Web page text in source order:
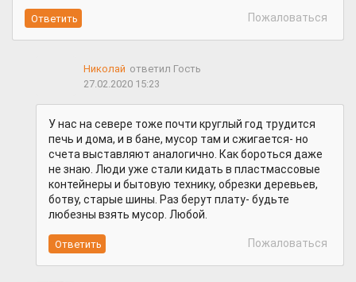
Пожаловаться
Николай ответил Гость
27.02.2020 15:23
У нас на севере тоже почти круглый год трудится
печь и дома, и в бане, мусор там и сжигается- но
счета выставляют аналогично. Как бороться даже
не знаю. Люди уже стали кидать в пластмассовые
контейнеры и бытовую технику, обрезки деревьев,
ботву, старые шины. Раз берут плату- будьте
любезны взять мусор. Любой.
Пожаловаться